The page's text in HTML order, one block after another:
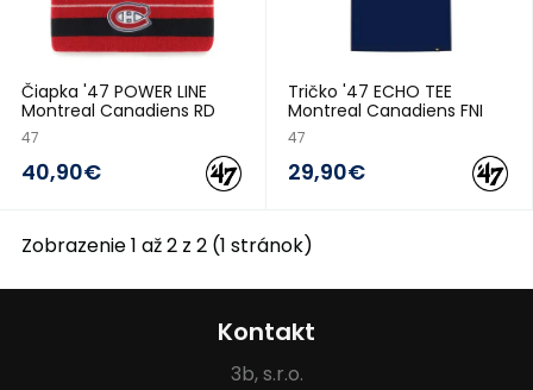
Čiapka '47 POWER LINE
Montreal Canadiens RD
47
40,90€
Tričko '47 ECHO TEE
Montreal Canadiens FNI
47
29,90€
Zobrazenie 1 až 2 z 2 (1 stránok)
Kontakt
3b, s.r.o.